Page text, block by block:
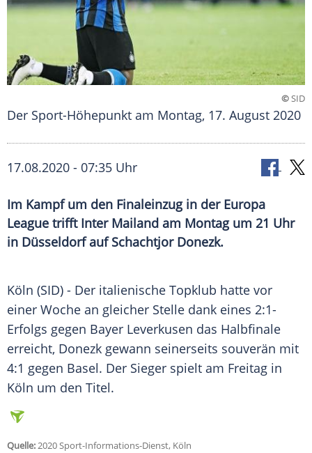
©SID
Der Sport-Höhepunkt am Montag, 17. August 2020
17.08.2020 - 07:35 Uhr
Im Kampf um den Finaleinzug in der Europa
League trifft Inter Mailand am Montag um 21 Uhr
in Düsseldorf auf Schachtjor Donezk.
Köln (SID) - Der italienische Topklub hatte vor
einer Woche an gleicher Stelle dank eines 2:1-
Erfolgs gegen Bayer Leverkusen das Halbfinale
erreicht, Donezk gewann seinerseits souverän mit
4:1 gegen Basel. Der Sieger spielt am Freitag in
Köln um den Titel.
Quelle:2020 Sport-Informations-Dienst, Köln